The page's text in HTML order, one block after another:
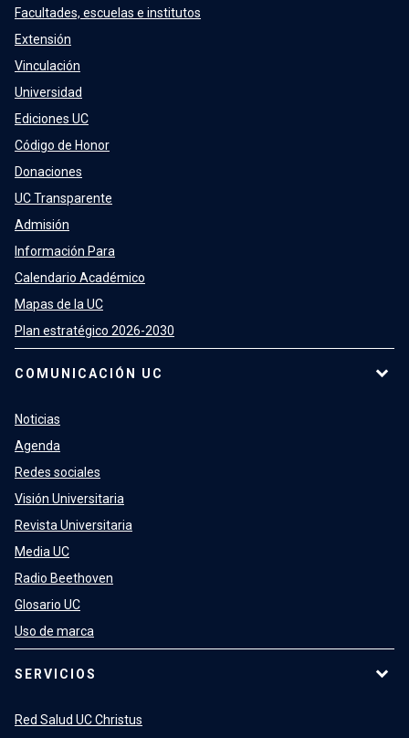
Facultades, escuelas e institutos
Extensión
Vinculación
Universidad
Ediciones UC
Código de Honor
Donaciones
UC Transparente
Admisión
Información Para
Calendario Académico
Mapas de la UC
Plan estratégico 2026-2030
COMUNICACIÓN UC
Noticias
Agenda
Redes sociales
Visión Universitaria
Revista Universitaria
Media UC
Radio Beethoven
Glosario UC
Uso de marca
SERVICIOS
Red Salud UC Christus